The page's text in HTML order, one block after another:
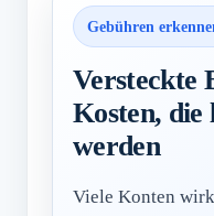
Gebühren
Versteckte
Kosten, die
werden
Viele Konten